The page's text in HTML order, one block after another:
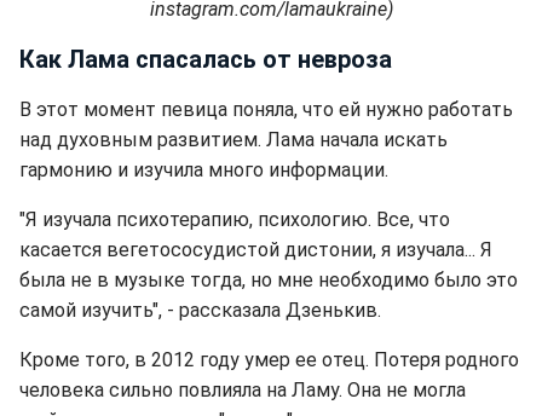
instagram.com/lamaukraine)
Как Лама спасалась от невроза
В этот момент певица поняла, что ей нужно работать
над духовным развитием. Лама начала искать
гармонию и изучила много информации.
"Я изучала психотерапию, психологию. Все, что
касается вегетососудистой дистонии, я изучала... Я
была не в музыке тогда, но мне необходимо было это
самой изучить", - рассказала Дзенькив.
Кроме того, в 2012 году умер ее отец. Потеря родного
человека сильно повлияла на Ламу. Она не могла